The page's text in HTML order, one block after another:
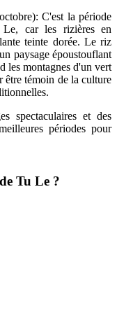
C'est la période
car les rizières en
teinte dorée. Le riz
paysage époustouflant
les montagnes d'un vert
être témoin de la culture
spectaculaires et des
périodes pour
Tu Le ?